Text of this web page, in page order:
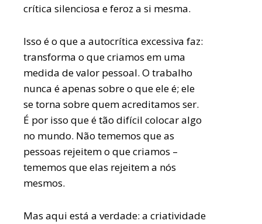
crítica silenciosa e feroz a si mesma.
Isso é o que a autocrítica excessiva faz:
transforma o que criamos em uma
medida de valor pessoal. O trabalho
nunca é apenas sobre o que ele é; ele
se torna sobre quem acreditamos ser.
É por isso que é tão difícil colocar algo
no mundo. Não tememos que as
pessoas rejeitem o que criamos –
tememos que elas rejeitem a nós
mesmos.
Mas aqui está a verdade: a criatividade